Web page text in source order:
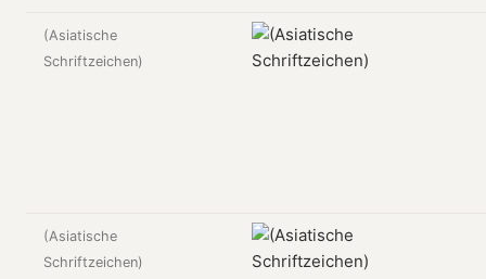
(Asiatische
Schriftzeichen)
(Asiatische
Schriftzeichen)